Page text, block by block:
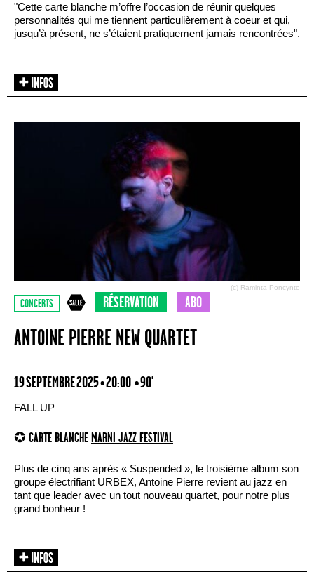
"Cette carte blanche m’offre l’occasion de réunir quelques
personnalités qui me tiennent particulièrement à coeur et qui,
jusqu’à présent, ne s’étaient pratiquement jamais rencontrées".
(c) Raminta Poncynte
CONCERTS RÉSERVATION ABO
ANTOINE PIERRE NEW QUARTET
19 SEPTEMBRE 2025 • 20:00 • 90'
FALL UP
✪ CARTE BLANCHE MARNI JAZZ FESTIVAL
Plus de cinq ans après « Suspended », le troisième album son
groupe électrifiant URBEX, Antoine Pierre revient au jazz en
tant que leader avec un tout nouveau quartet, pour notre plus
grand bonheur !